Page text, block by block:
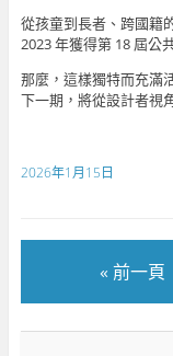
從孩童到長者、跨國籍
2023 年獲得第 18 屆公
那麼，這樣獨特而充滿
下一期，將從設計者視
2026年1月15日
« 前一頁